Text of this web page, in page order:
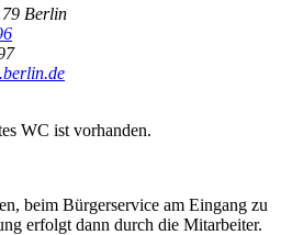
Berlin
beim Bürgerservice am Eingang zu
erfolgt dann durch die Mitarbeiter.